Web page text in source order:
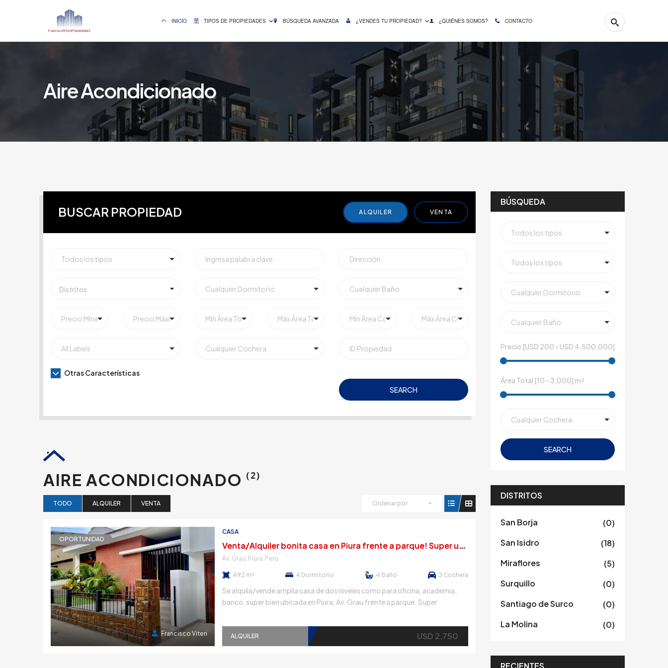
INICIO TIPOS DE PROPIEDADES BÚSQUEDA AVANZADA ¿VENDES TU PROPIEDAD? ¿QUIÉNES SOMOS? CONTACTO
Aire Acondicionado
BUSCAR PROPIEDAD ALQUILER VENTA
Distritos
Otras Características
SEARCH
AIRE ACONDICIONADO (2)
TODO ALQUILER VENTA Ordenar por
OPORTUNIDAD
Francisco Viteri
3 años atrás
CASA
V
enta/Alquiler bonita casa en Piura frente a parque! Super ubicacion!
Av. Grau, Piura, Perú
492 m² 4 Dormitorio 4 Baño 3 Cochera
Se alquila/vende amplia casa de dos niveles como para oficina, academia,
banco, super bien ubicada en Piura, Av. Grau frente a parque. Super
PRIMER NIVEL Tiene un hall de ingreso, baño de visitas, escritorio amplio,
amplia sala, comedor aparte, terraza con jardín, cocina cerrada con […]
ALQUILER USD 2,750
BÚSQUEDA
Precio [USD 200 - USD 4,500,000]
Área Total [10 - 3,000] m²
SEARCH
DISTRITOS
San Borja
(0)
San Isidro
(18)
Miraflores
(5)
Surquillo
(0)
Santiago de Surco
(0)
La Molina
(0)
RECIENTES